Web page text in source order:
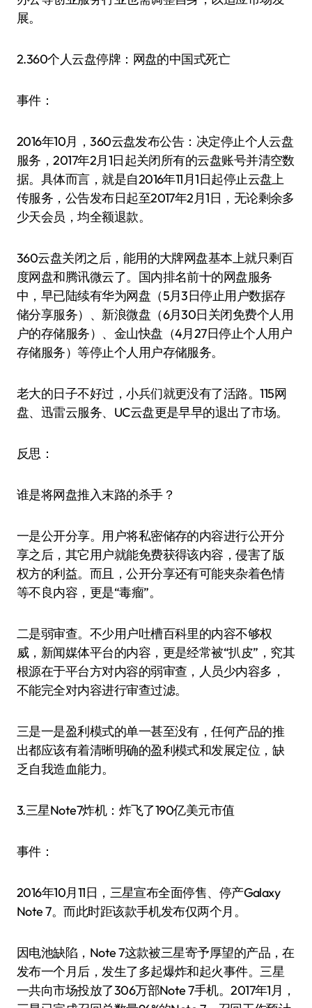
展。
2.360个人云盘停牌：网盘的中国式死亡
事件：
2016年10月，360云盘发布公告：决定停止个人云盘
服务，2017年2月1日起关闭所有的云盘账号并清空数
据。具体而言，就是自2016年11月1日起停止云盘上
传服务，公告发布日起至2017年2月1日，无论剩余多
少天会员，均全额退款。
360云盘关闭之后，能用的大牌网盘基本上就只剩百
度网盘和腾讯微云了。国内排名前十的网盘服务
中，早已陆续有华为网盘（5月3日停止用户数据存
储分享服务）、新浪微盘（6月30日关闭免费个人用
户的存储服务）、金山快盘（4月27日停止个人用户
存储服务）等停止个人用户存储服务。
老大的日子不好过，小兵们就更没有了活路。115网
盘、迅雷云服务、UC云盘更是早早的退出了市场。
反思：
谁是将网盘推入末路的杀手？
一是公开分享。用户将私密储存的内容进行公开分
享之后，其它用户就能免费获得该内容，侵害了版
权方的利益。而且，公开分享还有可能夹杂着色情
等不良内容，更是“毒瘤”。
二是弱审查。不少用户吐槽百科里的内容不够权
威，新闻媒体平台的内容，更是经常被“扒皮”，究其
根源在于平台方对内容的弱审查，人员少内容多，
不能完全对内容进行审查过滤。
三是一是盈利模式的单一甚至没有，任何产品的推
出都应该有着清晰明确的盈利模式和发展定位，缺
乏自我造血能力。
3.三星Note7炸机：炸飞了190亿美元市值
事件：
2016年10月11日，三星宣布全面停售、停产Galaxy
Note 7。而此时距该款手机发布仅两个月。
因电池缺陷，Note 7这款被三星寄予厚望的产品，在
发布一个月后，发生了多起爆炸和起火事件。三星
一共向市场投放了306万部Note 7手机。2017年1月，